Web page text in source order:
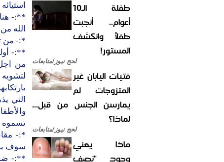
طفلة الـ10
أعوام.. أنجبت
طفلاً وانكشف
المستور!
لحج نيوز/متابعات
فتيات اليابان غير
المتزوجات لم
يمارسن الجنس من قبل...
لماذا؟
لحج نيوز/متابعات
ماذا يعني
وجود "نصف
**:-
الله
*:- من
**:-
من اجل
التي
تسموه
*:-
سوف
**:-